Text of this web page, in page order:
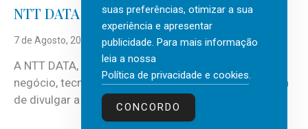
NTT DATA Insurtech Global Outlook 2026
7 de Agosto, 2026
A NTT DATA, consultora global em serviços de
negócio, tecnologia e inteligência artificial (IA), acaba
de divulgar a mais recente...
suas preferências, otimizar a sua
experiência e apresentar
publicidade. Para mais informação
leia a nossa
Política de privacidade e cookies.
CONCORDO